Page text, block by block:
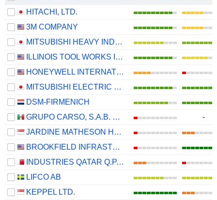
HITACHI, LTD.
3M COMPANY
MITSUBISHI HEAVY INDUSTRIES, LTD.
ILLINOIS TOOL WORKS INC.
HONEYWELL INTERNATIONAL INC.
MITSUBISHI ELECTRIC CORPORATION
DSM-FIRMENICH
GRUPO CARSO, S.A.B. DE C.V.
-
JARDINE MATHESON HOLDINGS LIMITED
BROOKFIELD INFRASTRUCTURE PARTNERS L.P.
INDUSTRIES QATAR Q.P.S.C.
LIFCO AB
KEPPEL LTD.